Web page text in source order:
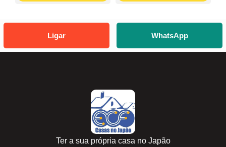
Ligar WhatsApp
Ter a sua própria casa no Japão